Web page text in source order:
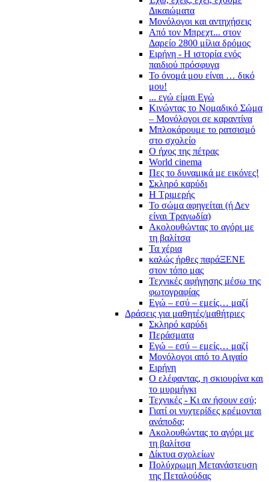
Δικαιώματα
Μονόλογοι και αντηχήσεις
Από τον Μπρεχτ... στον
Δαρείο 2800 μίλια δρόμος
Ειρήνη - Η ιστορία ενός
παιδιού πρόσφυγα
Το όνομά μου είναι … δικό
μου!
... εγώ είμαι Εγώ
Κινώντας το Νομαδικό Σώμα
– Μονόλογοι σε καραντίνα
Μπλοκάρουμε το ρατσισμό
στο σχολείο
Ο ήχος της πέτρας
World cinema
Πες το δυναμικά με εικόνες!
Σκληρό καρύδι
Η Τριμερής
Το σώμα αφηγείται (ή Δεν
είναι Τραγωδία)
Ακολουθώντας το αγόρι με
τη βαλίτσα
Τα χέρια
καλώς ήρθες παράΞΕΝΕ
στον τόπο μας
Τεχνικές αφήγησης μέσω της
φωτογραφίας
Εγώ – εσύ – εμείς… μαζί
Δράσεις για μαθητές/μαθήτριες
Σκληρό καρύδι
Περάσματα
Εγώ – εσύ – εμείς… μαζί
Μονόλογοι από το Αιγαίο
Ειρήνη
Ο ελέφαντας, η σκιουρίνα και
το μυρμήγκι
Τεχνικές - Κι αν ήσουν εσύ;
Γιατί οι νυχτερίδες κρέμονται
ανάποδα;
Ακολουθώντας το αγόρι με
τη βαλίτσα
Δίκτυα σχολείων
Πολύχρωμη Μετανάστευση
της Πεταλούδας